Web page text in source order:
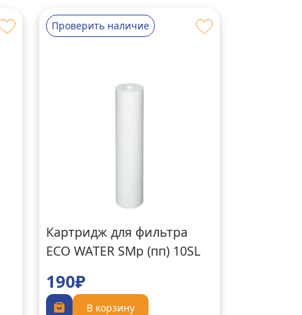
Проверить наличие
Картридж для фильтра
ECO WATER SMp (пп) 10SL
190₽
В корзину